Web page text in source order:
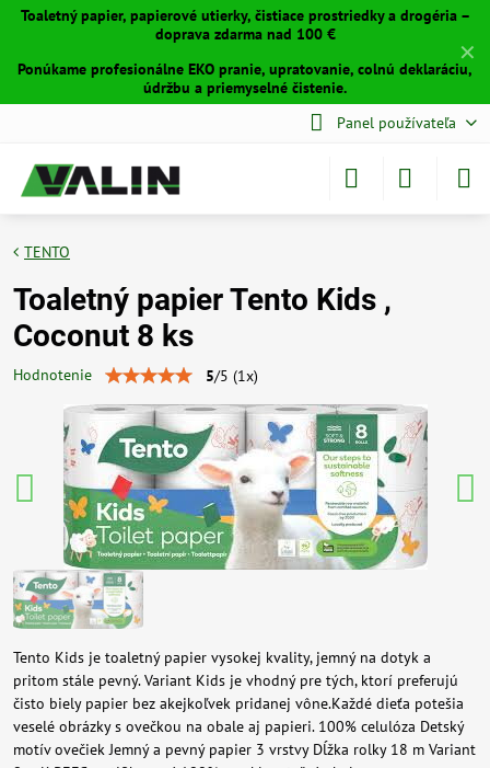
✕
Toaletný papier, papierové utierky, čistiace prostriedky a drogéria –
doprava zdarma nad 100 €
Ponúkame profesionálne EKO pranie, upratovanie, colnú deklaráciu,
údržbu a priemyselné čistenie.
Panel používateľa
TENTO
Toaletný papier Tento Kids ,
Coconut 8 ks
Hodnotenie 5/5 (1x)
Tento Kids je toaletný papier vysokej kvality, jemný na dotyk a
pritom stále pevný. Variant Kids je vhodný pre tých, ktorí preferujú
čisto biely papier bez akejkoľvek pridanej vône.Každé dieťa potešia
veselé obrázky s ovečkou na obale aj papieri. 100% celulóza Detský
motív ovečiek Jemný a pevný papier 3 vrstvy Dĺžka rolky 18 m Variant